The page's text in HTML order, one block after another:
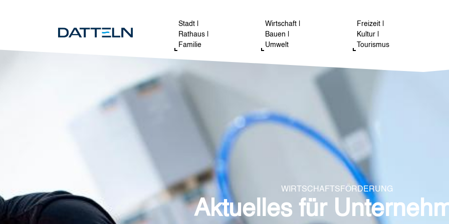
Stadt |
Rathaus |
Familie
Wirtschaft |
Bauen |
Umwelt
Freizeit |
Kultur |
Tourismus
WIRTSCHAFTSFÖRDERUNG
Aktuelles für